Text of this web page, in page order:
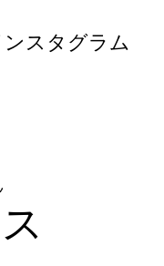
スタグラム